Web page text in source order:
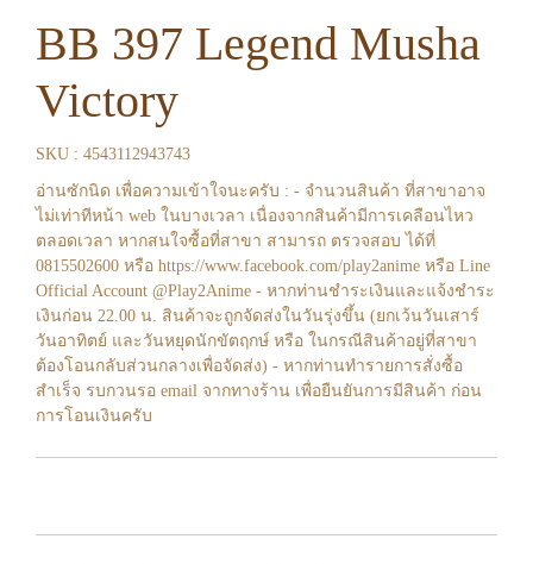
BB 397 Legend Musha
Victory
SKU : 4543112943743
อ่านซักนิด เพื่อความเข้าใจนะครับ : - จำนวนสินค้า ที่สาขาอาจ
ไม่เท่าทีหน้า web ในบางเวลา เนื่องจากสินค้ามีการเคลือนไหว
ตลอดเวลา หากสนใจซื้อที่สาขา สามารถ ตรวจสอบ ได้ที่
0815502600 หรือ https://www.facebook.com/play2anime หรือ Line
Official Account @Play2Anime - หากท่านชำระเงินและแจ้งชำระ
เงินก่อน 22.00 น. สินค้าจะถูกจัดส่งในวันรุ่งขึ้น (ยกเว้นวันเสาร์
วันอาทิตย์ และวันหยุดนักขัตฤกษ์ หรือ ในกรณีสินค้าอยู่ที่สาขา
ต้องโอนกลับส่วนกลางเพื่อจัดส่ง) - หากท่านทำรายการสั่งซื้อ
สำเร็จ รบกวนรอ email จากทางร้าน เพื่อยืนยันการมีสินค้า ก่อน
การโอนเงินครับ